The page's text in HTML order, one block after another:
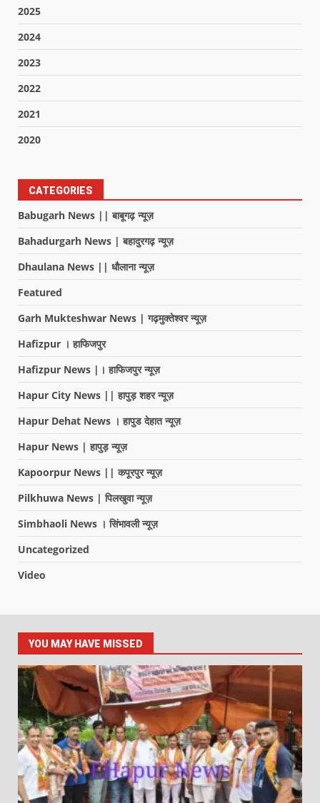
2025
2024
2023
2022
2021
2020
CATEGORIES
Babugarh News || बाबूगढ़ न्यूज़
Bahadurgarh News | बहादुरगढ़ न्यूज़
Dhaulana News || धौलाना न्यूज़
Featured
Garh Mukteshwar News | गढ़मुक्तेश्वर न्यूज़
Hafizpur । हाफिजपुर
Hafizpur News |। हाफिजपुर न्यूज़
Hapur City News || हापुड़ शहर न्यूज़
Hapur Dehat News । हापुड देहात न्यूज़
Hapur News | हापुड़ न्यूज़
Kapoorpur News || कपूरपुर न्यूज़
Pilkhuwa News | पिलखुवा न्यूज़
Simbhaoli News । सिंभावली न्यूज़
Uncategorized
Video
YOU MAY HAVE MISSED